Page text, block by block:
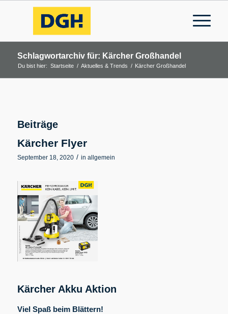
Schlagwortarchiv für: Kärcher Großhandel
Du bist hier: Startseite / Aktuelles & Trends / Kärcher Großhandel
Beiträge
Kärcher Flyer
September 18, 2020 / in allgemein
Kärcher Akku Aktion
Viel Spaß beim Blättern!